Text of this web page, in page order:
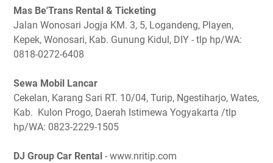
Mas Be'Trans Rental & Ticketing
Jalan Wonosari Jogja KM. 3, 5, Logandeng, Playen,
Kepek, Wonosari, Kab. Gunung Kidul, DIY - tlp hp/WA:
0818-0272-6408
Sewa Mobil Lancar
Cekelan, Karang Sari RT. 10/04, Turip, Ngestiharjo, Wates,
Kab. Kulon Progo, Daerah Istimewa Yogyakarta /tlp
hp/WA: 0823-2229-1505
DJ Group Car Rental - www.nritip.com